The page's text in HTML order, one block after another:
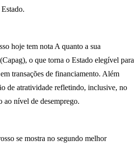
hoje tem nota A quanto a sua
o que torna o Estado elegível para
transações de financiamento. Além
de atratividade refletindo, inclusive, no
ao nível de desemprego.
se mostra no segundo melhor